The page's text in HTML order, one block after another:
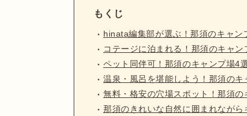
もくじ
hinata編集部が選ぶ！那須のキャン
コテージに泊まれる！那須のキャン
ペット同伴可！那須のキャンプ場4
温泉・風呂を堪能しよう！那須のキ
無料・格安の穴場スポット！那須の
那須のきれいな自然に囲まれながら